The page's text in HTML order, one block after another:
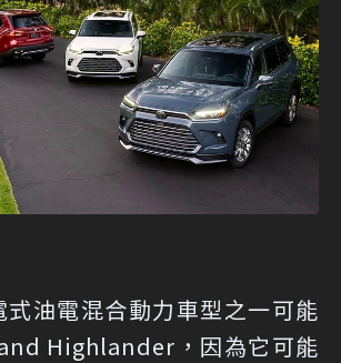
式油電混合動力車型之一可能
Highlander，因為它可能